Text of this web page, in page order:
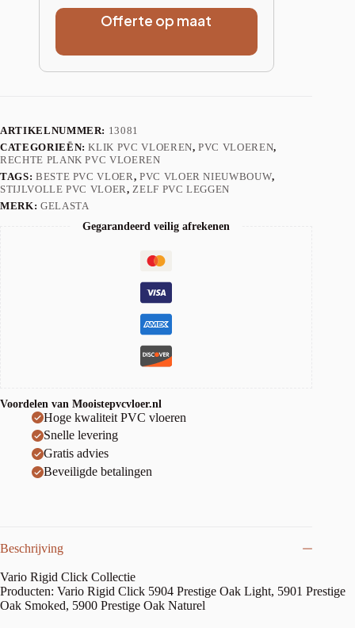
Offerte op maat
ARTIKELNUMMER: 13081
CATEGORIEËN:KLIK PVC VLOEREN,PVC VLOEREN,
RECHTE PLANK PVC VLOEREN
TAGS: BESTE PVC VLOER, PVC VLOER NIEUWBOUW,
STIJLVOLLE PVC VLOER, ZELF PVC LEGGEN
MERK: GELASTA
Gegarandeerd veilig afrekenen
Voordelen van Mooistepvcvloer.nl
Hoge kwaliteit PVC vloeren
Snelle levering
Gratis advies
Beveiligde betalingen
Beschrijving
Vario Rigid Click Collectie
Producten: Vario Rigid Click 5904 Prestige Oak Light, 5901 Prestige
Oak Smoked, 5900 Prestige Oak Naturel